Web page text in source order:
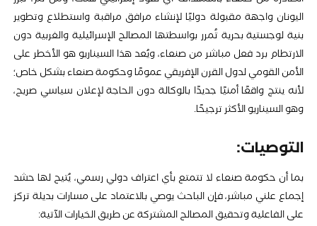
اليونان واجهة مقبولة دوليًا لإنشاء مرافق مراقبة واستطلاع وتطوير
بنية لوجستية بحرية تُمرر بواسطتها المصالح الإسرائيلية والغربية دون
الارتطام برد فعل مباشر من صنعاء، ويُعد هذا السيناريو هو الأخطر على
الأمن القومي لدول القرن الإفريقي عمومًا وحكومة صنعاء بشكل خاص؛
لأنه ينتج واقعًا أمنيًا جديدًا بالوكالة دون الحاجة لإعلان سياسي صريح،
وهو السيناريو الأكثر ترجيحًا.
التوصيات:
بما أن حكومة صنعاء لا تتمتع بأي اعتراف دولي رسمي، يُتيح لها حشد
إجماع علني مباشر، فإن الباحث يوصي بالاعتماد على مسارات بديلة تركز
على الفاعلية وتحقيق المصالح المشتركة عن طريق الخيارات الآتية: